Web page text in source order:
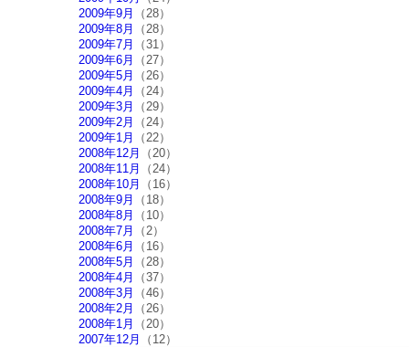
2009年9月
（28）
2009年8月
（28）
2009年7月
（31）
2009年6月
（27）
2009年5月
（26）
2009年4月
（24）
2009年3月
（29）
2009年2月
（24）
2009年1月
（22）
2008年12月
（20）
2008年11月
（24）
2008年10月
（16）
2008年9月
（18）
2008年8月
（10）
2008年7月
（2）
2008年6月
（16）
2008年5月
（28）
2008年4月
（37）
2008年3月
（46）
2008年2月
（26）
2008年1月
（20）
2007年12月
（12）